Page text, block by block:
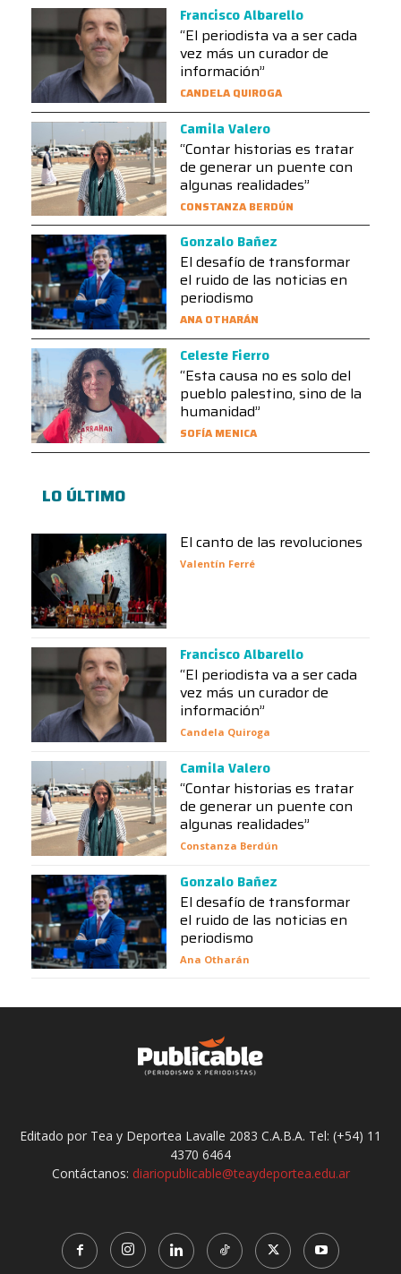
Francisco Albarello
“El periodista va a ser cada
vez más un curador de
información”
CANDELA QUIROGA
Camila Valero
“Contar historias es tratar
de generar un puente con
algunas realidades”
CONSTANZA BERDÚN
Gonzalo Bañez
El desafío de transformar
el ruido de las noticias en
periodismo
ANA OTHARÁN
Celeste Fierro
“Esta causa no es solo del
pueblo palestino, sino de la
humanidad”
SOFÍA MENICA
LO ÚLTIMO
El canto de las revoluciones
Valentín Ferré
Francisco Albarello
“El periodista va a ser cada
vez más un curador de
información”
Candela Quiroga
Camila Valero
“Contar historias es tratar
de generar un puente con
algunas realidades”
Constanza Berdún
Gonzalo Bañez
El desafío de transformar
el ruido de las noticias en
periodismo
Ana Otharán
Editado por Tea y Deportea Lavalle 2083 C.A.B.A. Tel: (+54) 11
4370 6464
Contáctanos: diariopublicable@teaydeportea.edu.ar